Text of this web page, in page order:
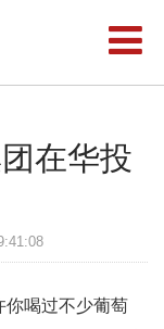
在华投
你喝过不少葡萄